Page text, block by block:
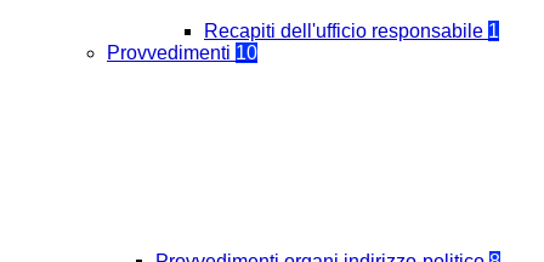
Recapiti dell'ufficio responsabile 1
Provvedimenti 10